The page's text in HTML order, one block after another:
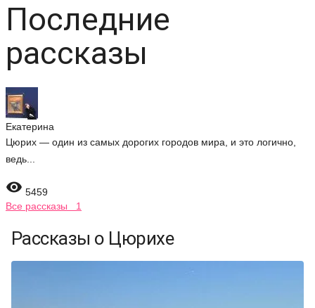
Последние
рассказы
Екатерина
Цюрих — один из самых дорогих городов мира, и это логично,
ведь...
 5459
Все рассказы 1
Рассказы о Цюрихе